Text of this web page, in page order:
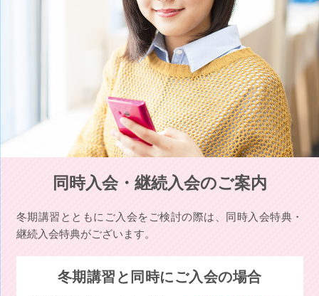
同時入会・継続入会のご案内
冬期講習とともにご入会をご検討の際は、同時入会特典・
継続入会特典がございます。
冬期講習と同時にご入会の場合